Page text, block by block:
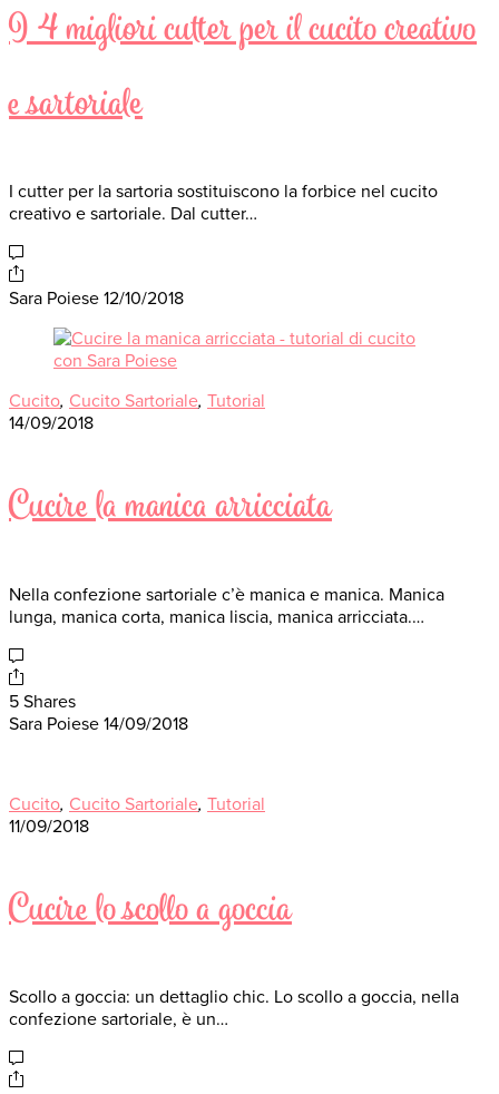
I 4 migliori cutter per il cucito creativo
e sartoriale
I cutter per la sartoria sostituiscono la forbice nel cucito
creativo e sartoriale. Dal cutter…
Sara Poiese 12/10/2018
Cucito, Cucito Sartoriale, Tutorial
14/09/2018
Cucire la manica arricciata
Nella confezione sartoriale c’è manica e manica. Manica
lunga, manica corta, manica liscia, manica arricciata.…
5 Shares
Sara Poiese 14/09/2018
Cucito, Cucito Sartoriale, Tutorial
11/09/2018
Cucire lo scollo a goccia
Scollo a goccia: un dettaglio chic. Lo scollo a goccia, nella
confezione sartoriale, è un…